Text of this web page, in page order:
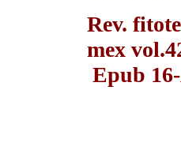
Rev.
mex
Epub